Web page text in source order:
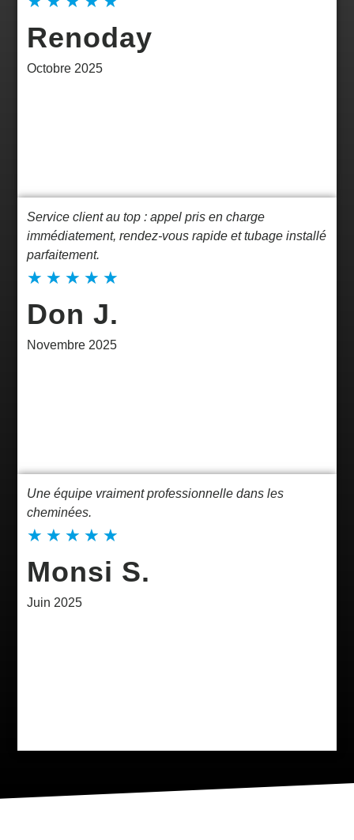
Renoday
Octobre 2025
Service client au top : appel pris en charge
immédiatement, rendez-vous rapide et tubage installé
parfaitement.
★ ★ ★ ★ ★
Don J.
Novembre 2025
Une équipe vraiment professionnelle dans les
cheminées.
★ ★ ★ ★ ★
Monsi S.
Juin 2025